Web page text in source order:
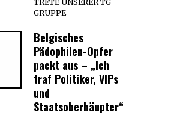
TRETE UNSERER TG
GRUPPE
Belgisches
Pädophilen-Opfer
packt aus – „Ich
traf Politiker, VIPs
und
Staatsoberhäupter“